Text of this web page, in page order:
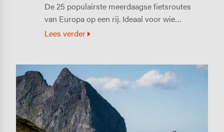
De 25 populairste meerdaagse fietsroutes
van Europa op een rij. Ideaal voor wie…
Lees verder
Image